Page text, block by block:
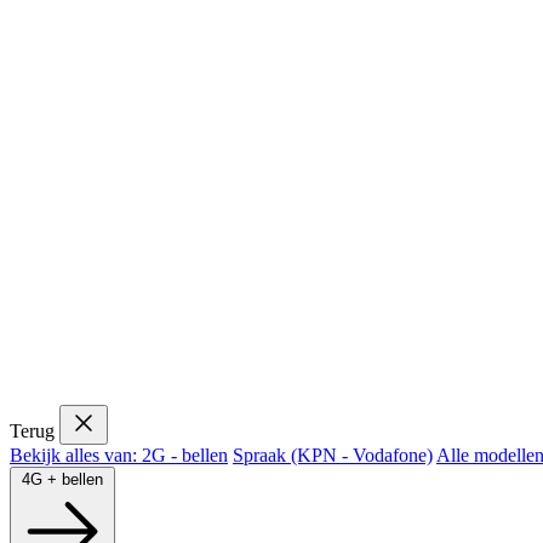
Terug
Bekijk alles van: 2G - bellen Spraak (KPN - Vodafone) Alle modellen
4G + bellen